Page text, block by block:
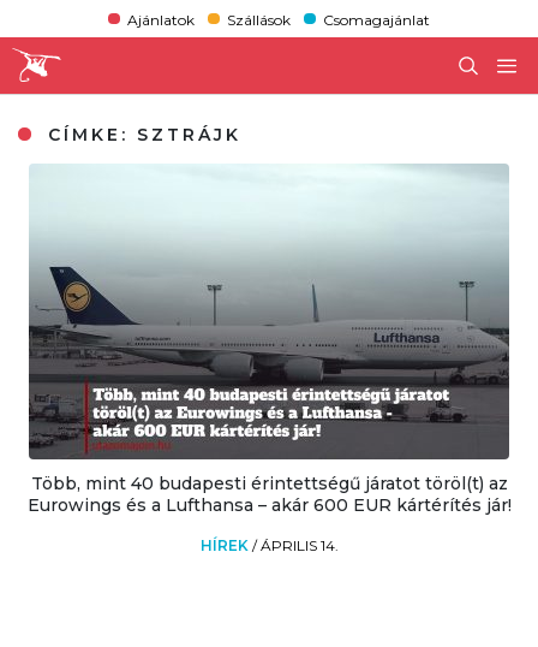
Ajánlatok Szállások Csomagajánlat
CÍMKE: SZTRÁJK
Több, mint 40 budapesti érintettségű járatot töröl(t) az
Eurowings és a Lufthansa – akár 600 EUR kártérítés jár!
HÍREK /ÁPRILIS 14.